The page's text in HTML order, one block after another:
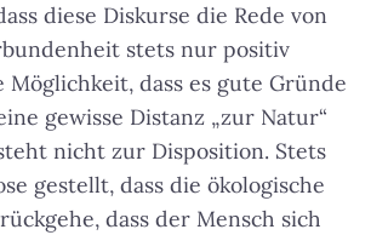
diese Diskurse die Rede von
stets nur positiv
Möglichkeit, dass es gute Gründe
gewisse Distanz „zur Natur“
nicht zur Disposition. Stets
gestellt, dass die ökologische
dass der Mensch sich